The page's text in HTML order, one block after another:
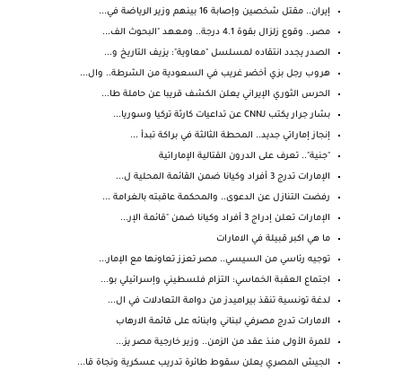
إيران.. مقتل شخصين وإصابة 16 بينهم وزير الرياضة في...
مصر.. وقوع زلزال بقوة 4.1 درجة.. ومعهد "البحوث الف...
الصدر يجدد انتقاده لمسلسل "معاوية": يزيف التاريخ و...
هروب رجل بزي أخضر غريب في السعودية من الشرطة.. وال...
الحرس الثوري الإيراني يعلن الكشف قريبا عن حاملة طا...
بشار جرار يكتب لـCNN عن تداعيات كارثة تركيا وسوريا...
إنجاز إماراتي جديد.. المحطة الثالثة في براكة تبدأ ...
"جنية".. تعرف على الدرون القتالية الإماراتية
الإمارات تدرج 3 أفراد وكيانا ضمن القائمة المحلية ل...
رفضت التنازل عن الدعوى.. والمحكمة عاقبته بالغرامة ...
الإمارات تعلن إدراج 3 أفراد وكيانا ضمن "قائمة الإر...
ما هي اكبر قبيلة في الامارات
توجيه رئاسي من السيسي.. مصر تعزز تعاونها مع الإمار...
اجتماع العقبة الخماسي: التزام فلسطيني وإسرائيلي بو...
لدغة تونسية تنقذ بيراميدز من دوامة التعادلات في ال...
الامارات تدرج مصرفي لبناني وابنائه على قائمة الارهاب
للمرة الأولى منذ عقد من الزمن.. وزير خارجية مصر يز...
الجيش المصري يعلن سقوط طائرة تدريب عسكرية ونجاة قا...